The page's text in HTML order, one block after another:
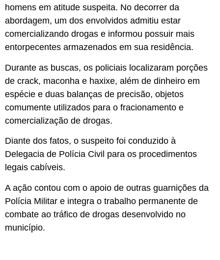
homens em atitude suspeita. No decorrer da
abordagem, um dos envolvidos admitiu estar
comercializando drogas e informou possuir mais
entorpecentes armazenados em sua residência.
Durante as buscas, os policiais localizaram porções
de crack, maconha e haxixe, além de dinheiro em
espécie e duas balanças de precisão, objetos
comumente utilizados para o fracionamento e
comercialização de drogas.
Diante dos fatos, o suspeito foi conduzido à
Delegacia de Polícia Civil para os procedimentos
legais cabíveis.
A ação contou com o apoio de outras guarnições da
Polícia Militar e integra o trabalho permanente de
combate ao tráfico de drogas desenvolvido no
município.